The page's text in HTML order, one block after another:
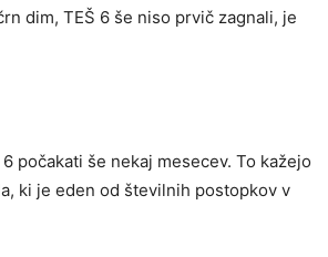
dim, TEŠ 6 še niso prvič zagnali, je
počakati še nekaj mesecev. To kažejo
ki je eden od številnih postopkov v